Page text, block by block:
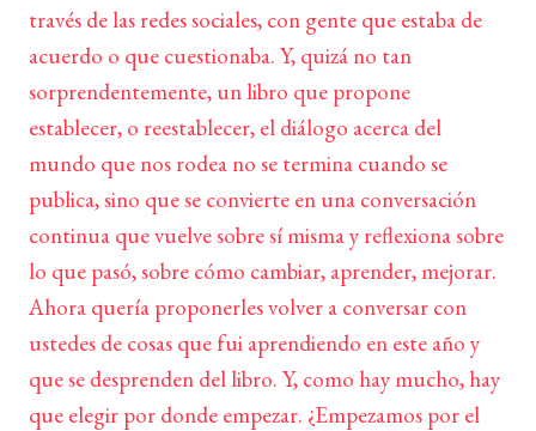
través de las redes sociales, con gente que estaba de
acuerdo o que cuestionaba. Y, quizá no tan
sorprendentemente, un libro que propone
establecer, o reestablecer, el diálogo acerca del
mundo que nos rodea no se termina cuando se
publica, sino que se convierte en una conversación
continua que vuelve sobre sí misma y reflexiona sobre
lo que pasó, sobre cómo cambiar, aprender, mejorar.
Ahora quería proponerles volver a conversar con
ustedes de cosas que fui aprendiendo en este año y
que se desprenden del libro. Y, como hay mucho, hay
que elegir por donde empezar. ¿Empezamos por el